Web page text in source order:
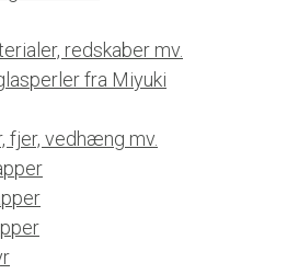
redskaber mv.
fra Miyuki
fjer, vedhæng mv.